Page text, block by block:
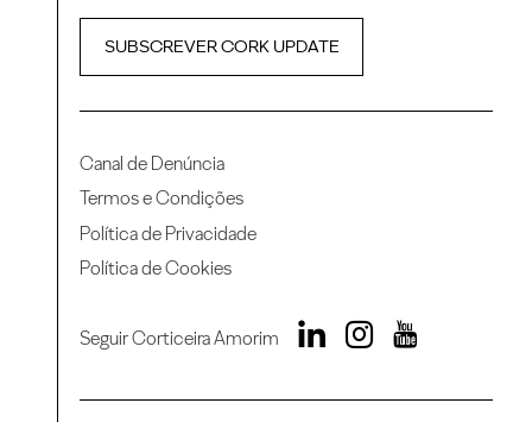
SUBSCREVER CORK UPDATE
Canal de Denúncia
Termos e Condições
Política de Privacidade
Política de Cookies
Seguir Corticeira Amorim